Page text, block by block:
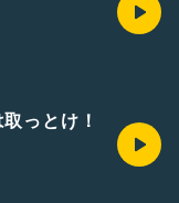
っとけ！